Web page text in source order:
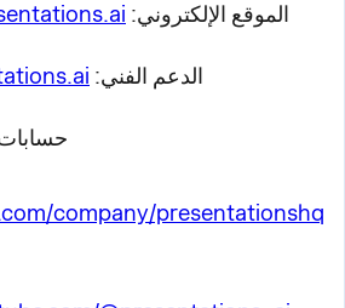
الموقع الإلكتروني:
الدعم الفني:
حسابات
company/presentationshq/